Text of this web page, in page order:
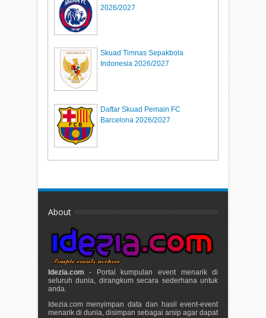
2026/2027
Skuad Timnas Sepakbola
Indonesia 2026/2027
Daftar Skuad Pemain FC
Barcelona 2026/2027
About
Idezia.com - Portal kumpulan event menarik di
seluruh dunia, dirangkum secara sederhana untuk
anda.
Idezia.com menyimpan data dan hasil event-event
menarik di dunia, disimpan sebagai arsip agar dapat